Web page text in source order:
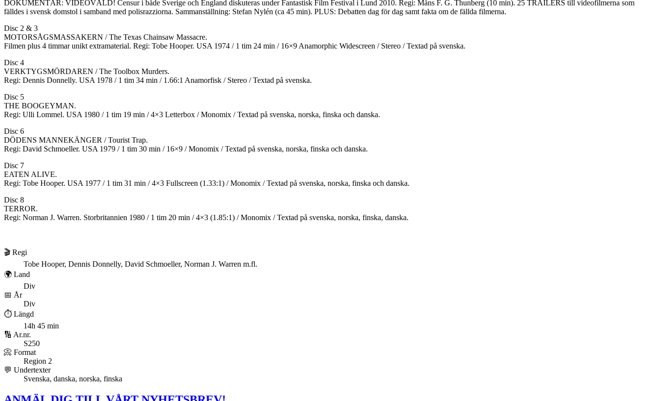
DOKUMENTÄR: VIDEOVÅLD! Censur i både Sverige och England diskuteras under Fantastisk Film Festival i Lund 2010. Regi: Måns F. G. Thunberg (10 min). 25 TRAILERS till videofilmerna som
fälldes i svensk domstol i samband med polisrazziorna. Sammanställning: Stefan Nylén (ca 45 min). PLUS: Debatten dag för dag samt fakta om de fällda filmerna.
Disc 2 & 3
MOTORSÅGSMASSAKERN / The Texas Chainsaw Massacre.
Filmen plus 4 timmar unikt extramaterial. Regi: Tobe Hooper. USA 1974 / 1 tim 24 min / 16×9 Anamorphic Widescreen / Stereo / Textad på svenska.
Disc 4
VERKTYGSMÖRDAREN / The Toolbox Murders.
Regi: Dennis Donnelly. USA 1978 / 1 tim 34 min / 1.66:1 Anamorfisk / Stereo / Textad på svenska.
Disc 5
THE BOOGEYMAN.
Regi: Ulli Lommel. USA 1980 / 1 tim 19 min / 4×3 Letterbox / Monomix / Textad på svenska, norska, finska och danska.
Disc 6
DÖDENS MANNEKÄNGER / Tourist Trap.
Regi: David Schmoeller. USA 1979 / 1 tim 30 min / 16×9 / Monomix / Textad på svenska, norska, finska och danska.
Disc 7
EATEN ALIVE.
Regi: Tobe Hooper. USA 1977 / 1 tim 31 min / 4×3 Fullscreen (1.33:1) / Monomix / Textad på svenska, norska, finska och danska.
Disc 8
TERROR.
Regi: Norman J. Warren. Storbritannien 1980 / 1 tim 20 min / 4×3 (1.85:1) / Monomix / Textad på svenska, norska, finska, danska.
🎬 Regi
Tobe Hooper, Dennis Donnelly, David Schmoeller, Norman J. Warren m.fl.
🌍 Land
Div
📅 År
Div
⏱️ Längd
14h 45 min
🔢 Ar.nr.
S250
📀 Format
Region 2
💬 Undertexter
Svenska, danska, norska, finska